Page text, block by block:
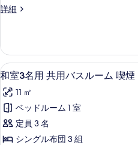
表
る
喫
可
の
す
べ
て
の
写
詳細
ト
ル
ー
ム
煙
可
の
詳
細
和
室
3
名
用
16
和室3名用 共用バスルーム 喫煙
11 ㎡
ベッドルーム 1 室
定員 3 名
シングル布団 3 組